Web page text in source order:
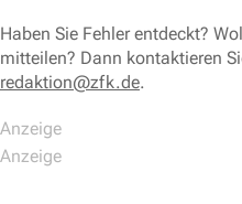
Haben Sie Fehler entdeckt?
mitteilen? Dann kontaktieren
redaktion@zfk.de.